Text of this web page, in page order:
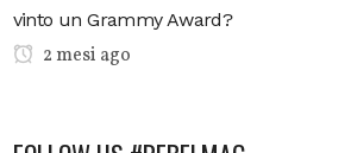
vinto un Grammy Award?
2 mesi ago